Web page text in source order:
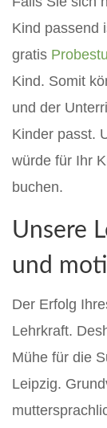
Kind passend
gratis
Kind. Somit
und der
Kinder passt.
würde für Ihr
buchen.
Unsere
und
Der Erfolg
Lehrkraft.
Mühe für die
Leipzig.